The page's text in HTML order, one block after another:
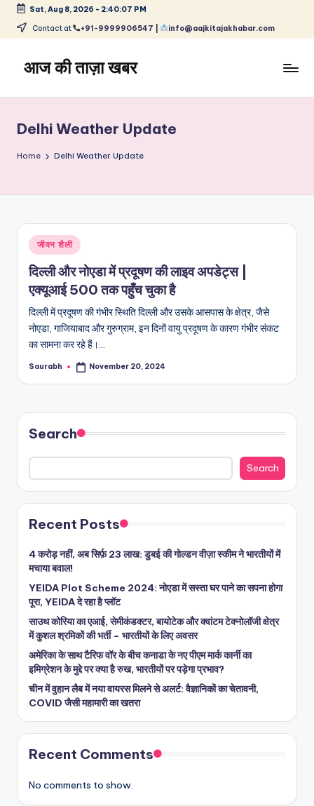
Skip
content
Sat, Aug 8, 2026 - 2:40:07 PM
Contact at +91-9999906547 | info@aajkitajakhabar.com
आज की ताज़ा खबर
ताज़ा
समाचार
–
और
विश्व
Delhi Weather Update
Home Delhi Weather Update
Posted
in
जीवन शैली
दिल्ली और नोएडा में प्रदूषण की लाइव अपडेट्स |
एक्यूआई 500 तक पहुँच चुका है
दिल्ली में प्रदूषण की गंभीर स्थिति दिल्ली और उसके आसपास के क्षेत्र, जैसे
नोएडा, गाजियाबाद और गुरुग्राम, इन दिनों वायु प्रदूषण के कारण गंभीर संकट
का सामना कर रहे हैं।…
Posted
Saurabh November 20, 2024
Search
Search
Recent Posts
4 करोड़ नहीं, अब सिर्फ़ 23 लाख: डुबई की गोल्डन वीज़ा स्कीम ने भारतीयों में
मचाया बवाल!
YEIDA Plot Scheme 2024: नोएडा में सस्ता घर पाने का सपना होगा
पूरा, YEIDA दे रहा है प्लॉट
साउथ कोरिया का एआई, सेमीकंडक्टर, बायोटेक और क्वांटम टेक्नोलॉजी क्षेत्र
में कुशल श्रमिकों की भर्ती – भारतीयों के लिए अवसर
अमेरिका के साथ टैरिफ वॉर के बीच कनाडा के नए पीएम मार्क कार्नी का
इमिग्रेशन के मुद्दे पर क्या है रुख, भारतीयों पर पड़ेगा प्रभाव?
चीन में वुहान लैब में नया वायरस मिलने से अलर्ट: वैज्ञानिकों का चेतावनी,
COVID जैसी महामारी का खतरा
Recent Comments
No comments to show.